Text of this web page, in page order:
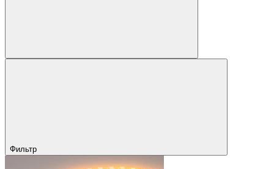
Фильтр